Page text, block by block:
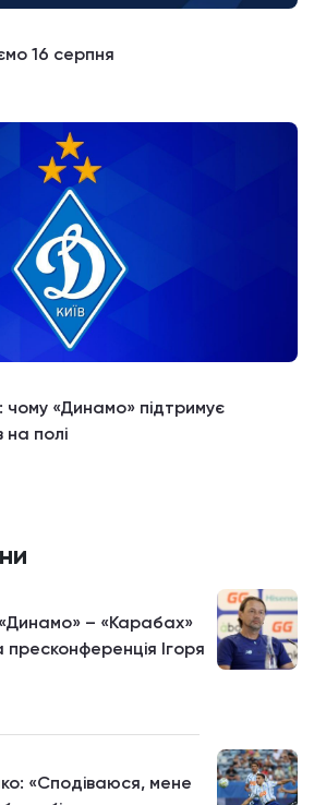
– «Карабах»
пресконференція Ігоря
«Сподіваюся, мене
16 серпня
чому «Динамо» підтримує
на полі